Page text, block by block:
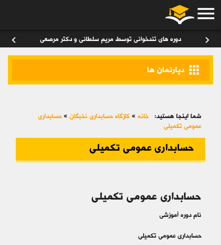
menu
chevron_right دوره های تندخوانی توسط مریم سلطانی و دکتر مرصعی chevron_left
apps دپارتمان ها
شما اینجا هستید: خانه » کازگاه حسابداری نخبگان »حسابداری
عمومی تکمیلی
حسابداری عمومی تکمیلی
حسابداری عمومی تکمیلی
نام دوره آموزشی
حسابداری عمومی تکمیلی